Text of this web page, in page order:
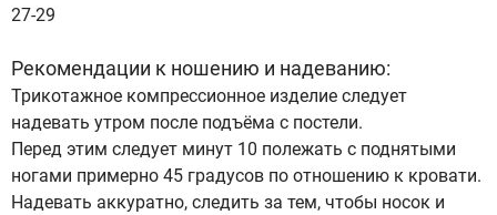
27-29
Рекомендации к ношению и надеванию:
Трикотажное компрессионное изделие следует
надевать утром после подъёма с постели.
Перед этим следует минут 10 полежать с поднятыми
ногами примерно 45 градусов по отношению к кровати.
Надевать аккуратно, следить за тем, чтобы носок и